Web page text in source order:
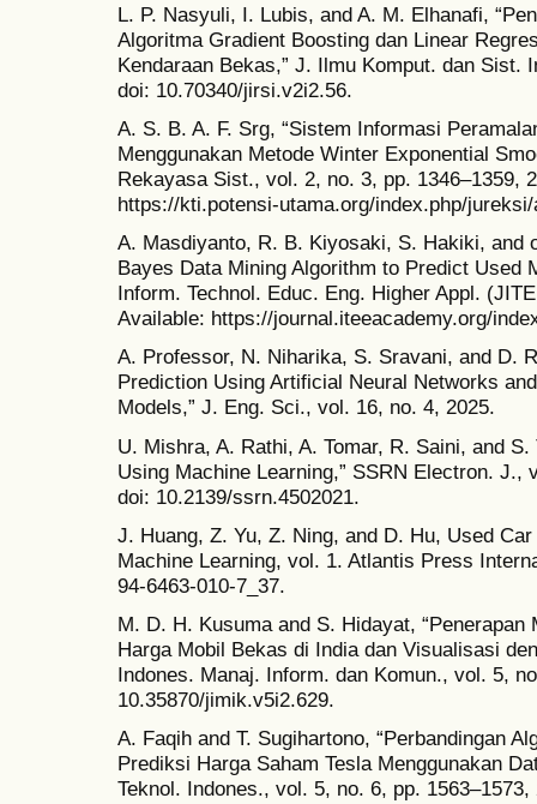
L. P. Nasyuli, I. Lubis, and A. M. Elhanafi,
Algoritma Gradient Boosting dan Linear
Kendaraan Bekas,” J. Ilmu Komput. dan Sist.
doi: 10.70340/jirsi.v2i2.56.
A. S. B. A. F. Srg, “Sistem Informasi
Menggunakan Metode Winter Exponential
Rekayasa Sist., vol. 2, no. 3, pp. 1346–1359,
https://kti.potensi-utama.org/index.php/
A. Masdiyanto, R. B. Kiyosaki, S. Hakiki, and
Bayes Data Mining Algorithm to Predict Used
Inform. Technol. Educ. Eng. Higher Appl.
Available: https://journal.iteeacademy.org/
A. Professor, N. Niharika, S. Sravani, and D.
Prediction Using Artificial Neural Networks
Models,” J. Eng. Sci., vol. 16, no. 4, 2025.
U. Mishra, A. Rathi, A. Tomar, R. Saini, and
Using Machine Learning,” SSRN Electron. J.,
doi: 10.2139/ssrn.4502021.
J. Huang, Z. Yu, Z. Ning, and D. Hu, Used
Machine Learning, vol. 1. Atlantis Press
94-6463-010-7_37.
M. D. H. Kusuma and S. Hidayat,
Harga Mobil Bekas di India dan Visualisasi
Indones. Manaj. Inform. dan Komun., vol. 5,
10.35870/jimik.v5i2.629.
A. Faqih and T. Sugihartono, “Perbandingan
Prediksi Harga Saham Tesla Menggunakan
Teknol. Indones., vol. 5, no. 6, pp.